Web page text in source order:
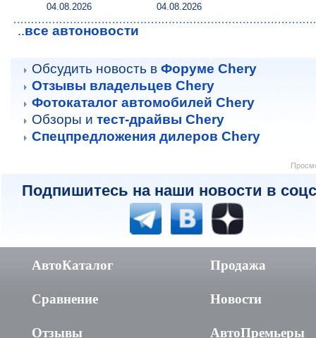
04.08.2026 04.08.2026
..все автоновости
Обсудить новость в Форуме Chery
Отзывы владельцев Chery
Фотокаталог автомобилей Chery
Обзоры и тест-драйвы Chery
Спецпредложения дилеров Chery
Подпишитесь на наши новости в
АвтоКаталог
Сравнение
Отзывы
Продажа
Новости
АвтоПремьеры